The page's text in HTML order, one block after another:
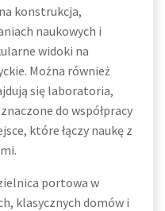
konstrukcja,
naukowych i
widoki na
Można również
się laboratoria,
do współpracy
które łączy naukę z
portowa w
klasycznych domów i